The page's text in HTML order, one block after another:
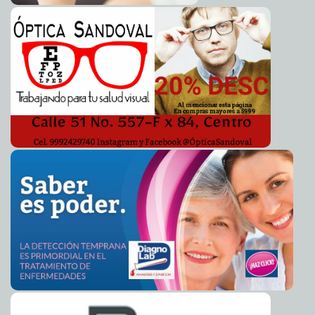
2011-03-23 17:17:28 Firman convenio Ayuntamiento e Ipepac en torno del
futuro del Carnaval A7
2011-03-23 17:07:04 Llega al 90% corte y poda de árboles en Mérida
2011-03-23 17:02:34 Albergará la glorieta de Prolongación Montejo símbolo
de Ciudad de la Paz A7
2011-03-23 16:50:38 El estiaje sería "moderado" este año en Yucatán
2011-03-23 14:28:00 Escoliosis, fácil de detectar Lois Izquierdo
2011-03-23 13:21:55 Prosigue el Ayuntamiento de Mérida con el impulso a la
inversión y generación de empleos A7
2011-03-23 13:00:28 Día Internacional del Agua en Chicxulub Pueblo A7
2011-03-23 12:42:47 Un paso más para el cuidado del agua en Akil A7
2011-03-23 12:38:05 Conmemoración del Día Meteorológico Mundial en
Yucatán A7
2011-03-23 12:28:57 Múltiples embarazos, anemia y diabetes favorecen la
2011-03-23 12:23:32 Festejan la llegada de la primavera en Tekal de Venegas
2011-03-23 12:09:54 El nuevo solitario de Palacio De Varios Autores
2011-03-23 10:11:55 Obama: Calderón esta frustrado A7
Videojuegos para ellas